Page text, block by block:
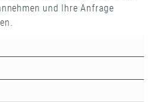
und Ihre Anfrage